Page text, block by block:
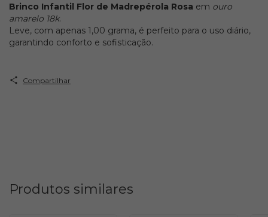
Brinco Infantil Flor de Madrepérola Rosa em ouro
amarelo 18k.
Leve, com apenas 1,00 grama, é perfeito para o uso diário,
garantindo conforto e sofisticação.
Compartilhar
Produtos similares